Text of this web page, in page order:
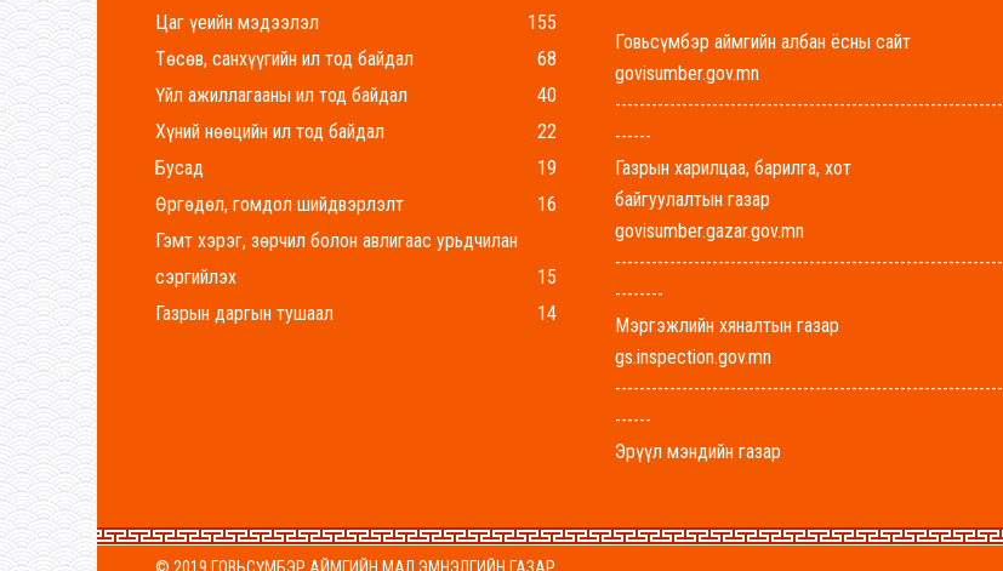
Цаг үеийн мэдээлэл
155
Төсөв, санхүүгийн ил тод байдал
68
Үйл ажиллагааны ил тод байдал
40
Хүний нөөцийн ил тод байдал
22
Бусад
19
Өргөдөл, гомдол шийдвэрлэлт
16
Гэмт хэрэг, зөрчил болон авлигаас урьдчилан
сэргийлэх
15
Газрын даргын тушаал
14
Говьсүмбэр аймгийн албан ёсны сайт
govisumber.gov.mn
----------------------------------------------------------------
------
Газрын харилцаа, барилга, хот
байгуулалтын газар
govisumber.gazar.gov.mn
----------------------------------------------------------------
--------
Мэргэжлийн хяналтын газар
gs.inspection.gov.mn
----------------------------------------------------------------
------
Эрүүл мэндийн газар
-------